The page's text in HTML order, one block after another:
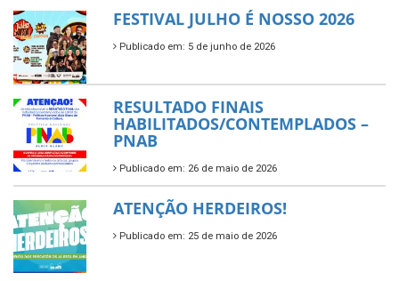
FESTIVAL JULHO É NOSSO 2026
Publicado em: 5 de junho de 2026
RESULTADO FINAIS
HABILITADOS/CONTEMPLADOS –
PNAB
Publicado em: 26 de maio de 2026
ATENÇÃO HERDEIROS!
Publicado em: 25 de maio de 2026